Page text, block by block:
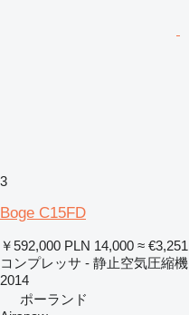
3
Boge C15FD
￥592,000 PLN 14,000 ≈ €3,251
コンプレッサ - 静止空気圧縮機
2014
ポーランド